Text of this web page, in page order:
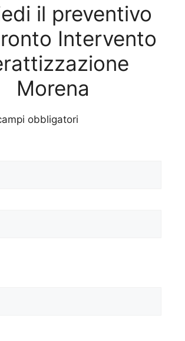
il preventivo
Intervento
Morena
obbligatori